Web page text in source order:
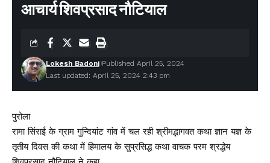
आचार्य शिवप्रसाद नौटियाल
Last updated: April 25, 2024 2:43 pm
Lokesh Badoni Published April 25, 2024
पुरोला
रामा सिंराई के ग्राम गुन्दियांट गांव में चल रही श्रीमद्भागवत कथा ज्ञान यज्ञ के
तृतीय दिवस की कथा में हिमालय के सुप्रसिद्ध कथा वाचक परम श्रद्धेय